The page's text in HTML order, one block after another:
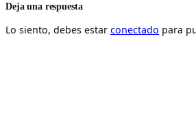
Deja una respuesta
Lo siento, debes estar conectado para